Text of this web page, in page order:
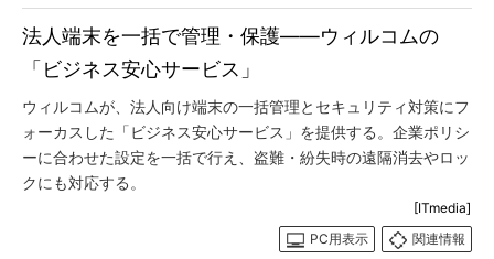
法人端末を一括で管理・保護――ウィルコムの
「ビジネス安心サービス」
ウィルコムが、法人向け端末の一括管理とセキュリティ対策にフ
ォーカスした「ビジネス安心サービス」を提供する。企業ポリシ
ーに合わせた設定を一括で行え、盗難・紛失時の遠隔消去やロッ
クにも対応する。
[ITmedia]
PC用表示
関連情報